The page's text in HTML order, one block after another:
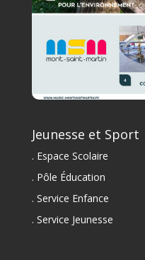
Jeunesse et Sport
. Espace Scolaire
. Pôle Éducation
. Service Enfance
. Service Jeunesse